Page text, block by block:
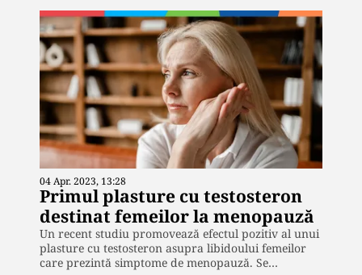
04 Apr. 2023, 13:28
Primul plasture cu testosteron
destinat femeilor la menopauză
Un recent studiu promovează efectul pozitiv al unui
plasture cu testosteron asupra libidoului femeilor
care prezintă simptome de menopauză. Se…